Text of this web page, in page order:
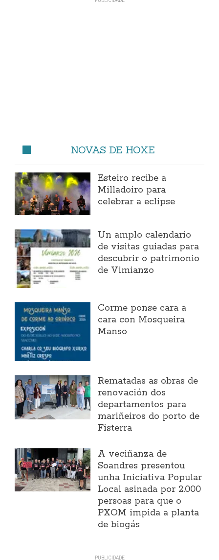
NOVAS DE HOXE
Esteiro recibe a
Milladoiro para
celebrar a eclipse
Un amplo calendario
de visitas guiadas para
descubrir o patrimonio
de Vimianzo
Corme ponse cara a
cara con Mosqueira
Manso
Rematadas as obras de
renovación dos
departamentos para
mariñeiros do porto de
Fisterra
A veciñanza de
Soandres presentou
unha Iniciativa Popular
Local asinada por 2.000
persoas para que o
PXOM impida a planta
de biogás